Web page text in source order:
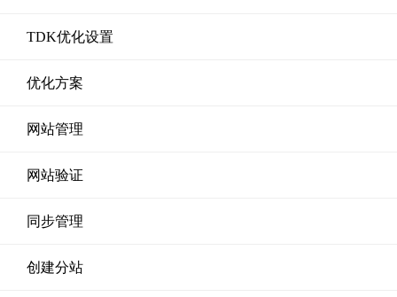
TDK优化设置
优化方案
网站管理
网站验证
同步管理
创建分站